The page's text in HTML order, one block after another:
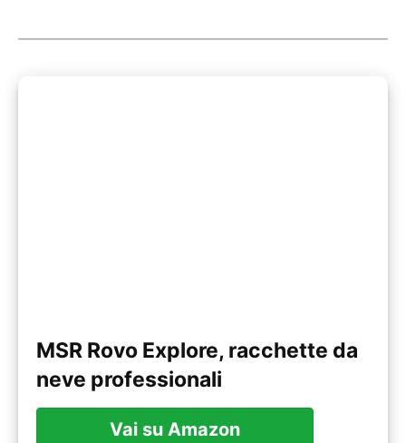
MSR Rovo Explore, racchette da
neve professionali
Vai su Amazon